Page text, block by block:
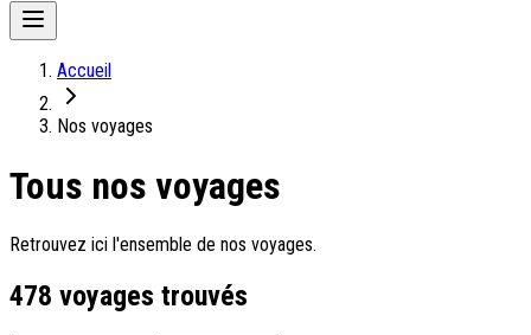
Nos coups de coeur
On adore
Notre nouveauté : Madère douceur Atlantique
Séjour en amoureux : Acacia Marina
Un circuit au charme slovène
Accueil
Nos voyages
Tous nos voyages
Retrouvez ici l'ensemble de nos voyages.
478 voyages trouvés